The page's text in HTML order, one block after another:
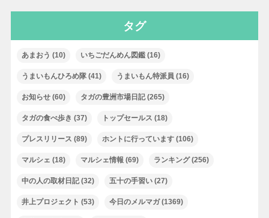
タグ
あまおう (10) いちごだんめん図鑑(16)
うまいもんひろめ隊(41) うまいもん特派員 (16)
お知らせ(60) タガの豊洲市場日記(265)
タガの食べ歩き (37) トップセールス (18)
プレスリリース (89) ホントに行っています(106)
マルシェ (18) マルシェ情報 (69) ランキング(256)
中の人の取材日記(32) 五十の手習い(27)
井上プロジェクト (53) 今日のメルマガ(1369)